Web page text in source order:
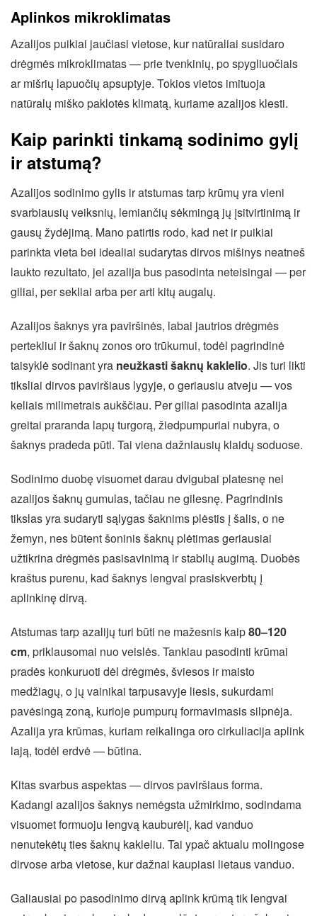
Aplinkos mikroklimatas
Azalijos puikiai jaučiasi vietose, kur natūraliai susidaro
drėgmės mikroklimatas — prie tvenkinių, po spygliuočiais
ar mišrių lapuočių apsuptyje. Tokios vietos imituoja
natūralų miško paklotės klimatą, kuriame azalijos klesti.
Kaip parinkti tinkamą sodinimo gylį
ir atstumą?
Azalijos sodinimo gylis ir atstumas tarp krūmų yra vieni
svarbiausių veiksnių, lemiančių sėkmingą jų įsitvirtinimą ir
gausų žydėjimą. Mano patirtis rodo, kad net ir puikiai
parinkta vieta bei idealiai sudarytas dirvos mišinys neatneš
laukto rezultato, jei azalija bus pasodinta neteisingai — per
giliai, per sekliai arba per arti kitų augalų.
Azalijos šaknys yra paviršinės, labai jautrios drėgmės
pertekliui ir šaknų zonos oro trūkumui, todėl pagrindinė
taisyklė sodinant yra neužkasti šaknų kaklelio. Jis turi likti
tiksliai dirvos paviršiaus lygyje, o geriausiu atveju — vos
keliais milimetrais aukščiau. Per giliai pasodinta azalija
greitai praranda lapų turgorą, žiedpumpuriai nubyra, o
šaknys pradeda pūti. Tai viena dažniausių klaidų soduose.
Sodinimo duobę visuomet darau dvigubai platesnę nei
azalijos šaknų gumulas, tačiau ne gilesnę. Pagrindinis
tikslas yra sudaryti sąlygas šaknims plėstis į šalis, o ne
žemyn, nes būtent šoninis šaknų plėtimas geriausiai
užtikrina drėgmės pasisavinimą ir stabilų augimą. Duobės
kraštus purenu, kad šaknys lengvai prasiskverbtų į
aplinkinę dirvą.
Atstumas tarp azalijų turi būti ne mažesnis kaip80–120
cm, priklausomai nuo veislės. Tankiau pasodinti krūmai
pradės konkuruoti dėl drėgmės, šviesos ir maisto
medžiagų, o jų vainikai tarpusavyje liesis, sukurdami
pavėsingą zoną, kurioje pumpurų formavimasis silpnėja.
Azalija yra krūmas, kuriam reikalinga oro cirkuliacija aplink
lają, todėl erdvė — būtina.
Kitas svarbus aspektas — dirvos paviršiaus forma.
Kadangi azalijos šaknys nemėgsta užmirkimo, sodindama
visuomet formuoju lengvą kauburėlį, kad vanduo
nenutekėtų ties šaknų kakleliu. Tai ypač aktualu molingose
dirvose arba vietose, kur dažnai kaupiasi lietaus vanduo.
Galiausiai po pasodinimo dirvą aplink krūmą tik lengvai